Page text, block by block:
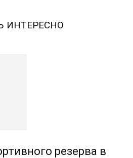
ИНТЕРЕСНО
резерва в